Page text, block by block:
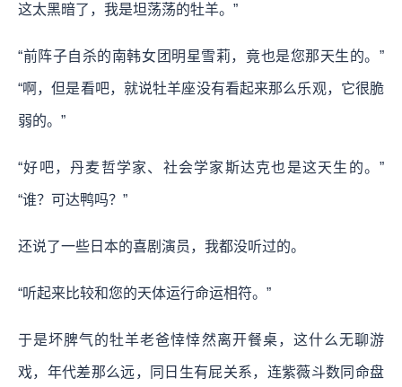
这太黑暗了，我是坦荡荡的牡羊。”
“前阵子自杀的南韩女团明星雪莉，竟也是您那天生的。”
“啊，但是看吧，就说牡羊座没有看起来那么乐观，它很脆
弱的。”
“好吧，丹麦哲学家、社会学家斯达克也是这天生的。”
“谁？可达鸭吗？”
还说了一些日本的喜剧演员，我都没听过的。
“听起来比较和您的天体运行命运相符。”
于是坏脾气的牡羊老爸悻悻然离开餐桌，这什么无聊游
戏，年代差那么远，同日生有屁关系，连紫薇斗数同命盘